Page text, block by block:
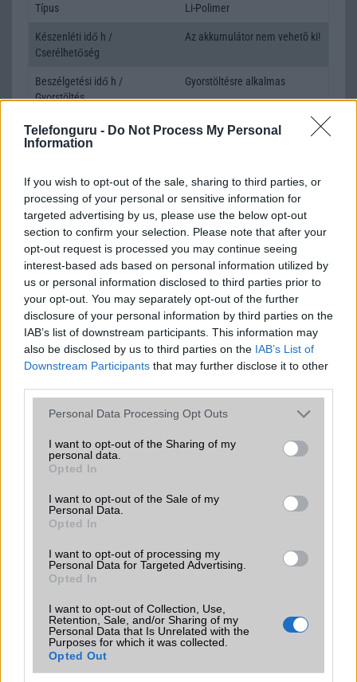
Telefonguru - Do Not Process My Personal
Information
If you wish to opt-out of the sale, sharing to third parties, or
processing of your personal or sensitive information for
targeted advertising by us, please use the below opt-out
section to confirm your selection. Please note that after your
opt-out request is processed you may continue seeing
interest-based ads based on personal information utilized by
us or personal information disclosed to third parties prior to
your opt-out. You may separately opt-out of the further
disclosure of your personal information by third parties on the
IAB’s list of downstream participants. This information may
also be disclosed by us to third parties on the IAB’s List of
Downstream Participants that may further disclose it to other
Please note that this website/app uses one or more Google
not limited to your visit or usage behaviour. You may click to
grant or deny consent to Google and its third-party tags to
use your data for below specified purposes in below Google
consent section.
Personal Data Processing Opt Outs
I want to opt-out of the Sharing of my
personal data.
Opted In
I want to opt-out of the Sale of my
Personal Data.
Opted In
I want to opt-out of processing my
Personal Data for Targeted Advertising.
Opted In
I want to opt-out of Collection, Use,
Retention, Sale, and/or Sharing of my
Personal Data that Is Unrelated with the
Purposes for which it was collected.
Opted Out
Típus Li-Polimer
Készenléti idő h /
Cserélhetőség
Az akkumulátor nem vehetõ ki!
Beszélgetési idő h /
Gyorstöltés
Gyorstöltésre alkalmas
ALKALMAZÁSOK ÉS ÉRZÉKELŐK
Flash/Ujjlenyomat olvasó Fingerprint sensor
SNS integráció alap szolgáltatás
Organizer alap szolgáltatás
Office alkalmazások de = Document viewer & editor
Iránytũ ecompass
Extrák DTS sound
EGYÉB
Van
SIM típus nanoSIM
Flight mode
Funkciók
MIL-STD-810G, Tuned with
Brand Nincs
Védelem IP68